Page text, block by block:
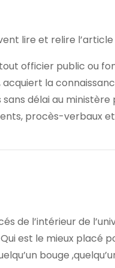
lire et relire
officier public ou
la
sans délai au
procès-verbaux
de l’intérieur de
est le mieux placé
bouge